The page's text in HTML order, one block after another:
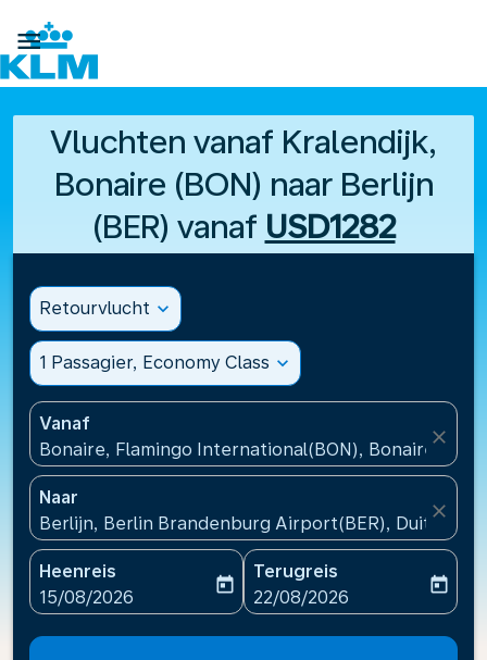

Vluchten vanaf Kralendijk,
Bonaire (BON) naar Berlijn
(BER) vanaf USD1282
Retourvlucht expand_more
1 Passagier, Economy Class expand_more
Vanaf
Bonaire, Flamingo International(BON), Bonaire, St
close
Naar
Berlijn, Berlin Brandenburg Airport(BER), Duitsland
close
Heenreis
fc-booking-departure-date-aria-label
15/08/2026
today
Terugreis
fc-booking-return-date-
22/08/2026
today